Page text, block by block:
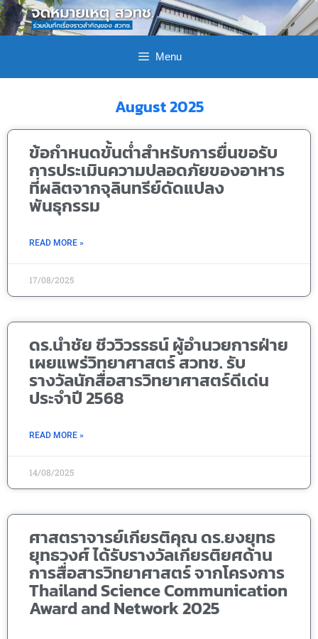
Menu
August 2025
ข้อกำหนดขั้นต่ำสำหรับการยื่นขอรับ
การประเมินความปลอดภัยของอาหาร
ที่ผลิตจากจุลินทรีย์ดัดแปลง
พันธุกรรม
READ MORE »
17/08/2025
ดร.นำชัย ชีววิวรรธน์ ผู้อำนวยการฝ่าย
เผยแพร่วิทยาศาสตร์ สวทช. รับ
รางวัลนักสื่อสารวิทยาศาสตร์ดีเด่น
ประจำปี 2568
READ MORE »
14/08/2025
ศาสตราจารย์เกียรติคุณ ดร.ยงยุทธ
ยุทธวงศ์ ได้รับรางวัลเกียรติยศด้าน
การสื่อสารวิทยาศาสตร์ จากโครงการ
Thailand Science Communication
Award and Network 2025